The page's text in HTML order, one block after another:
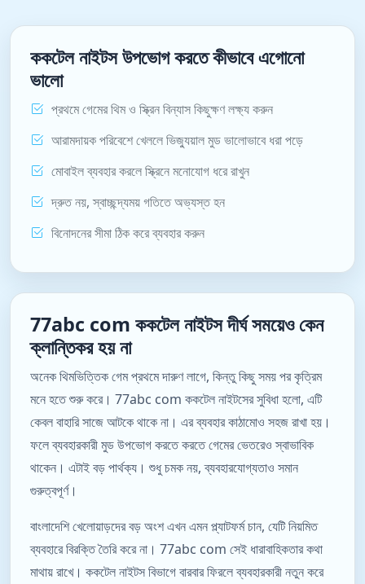
ককটেল নাইটস উপভোগ করতে কীভাবে এগোনো
ভালো
প্রথমে গেমের থিম ও স্ক্রিন বিন্যাস কিছুক্ষণ লক্ষ্য করুন
আরামদায়ক পরিবেশে খেললে ভিজ্যুয়াল মুড ভালোভাবে ধরা পড়ে
মোবাইল ব্যবহার করলে স্ক্রিনে মনোযোগ ধরে রাখুন
দ্রুত নয়, স্বাচ্ছন্দ্যময় গতিতে অভ্যস্ত হন
বিনোদনের সীমা ঠিক করে ব্যবহার করুন
77abc com ককটেল নাইটস দীর্ঘ সময়েও কেন
ক্লান্তিকর হয় না
অনেক থিমভিত্তিক গেম প্রথমে দারুণ লাগে, কিন্তু কিছু সময় পর কৃত্রিম
মনে হতে শুরু করে। 77abc com ককটেল নাইটসের সুবিধা হলো, এটি
কেবল বাহারি সাজে আটকে থাকে না। এর ব্যবহার কাঠামোও সহজ রাখা হয়।
ফলে ব্যবহারকারী মুড উপভোগ করতে করতে গেমের ভেতরেও স্বাভাবিক
থাকেন। এটাই বড় পার্থক্য। শুধু চমক নয়, ব্যবহারযোগ্যতাও সমান
গুরুত্বপূর্ণ।
বাংলাদেশি খেলোয়াড়দের বড় অংশ এখন এমন প্ল্যাটফর্ম চান, যেটি নিয়মিত
ব্যবহারে বিরক্তি তৈরি করে না। 77abc com সেই ধারাবাহিকতার কথা
মাথায় রাখে। ককটেল নাইটস বিভাগে বারবার ফিরলে ব্যবহারকারী নতুন করে